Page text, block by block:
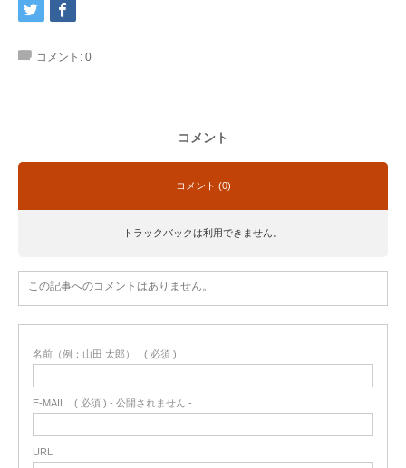
コメント: 0
コメント
コメント (0)
トラックバックは利用できません。
この記事へのコメントはありません。
名前（例：山田 太郎） ( 必須 )
E-MAIL ( 必須 ) - 公開されません -
URL